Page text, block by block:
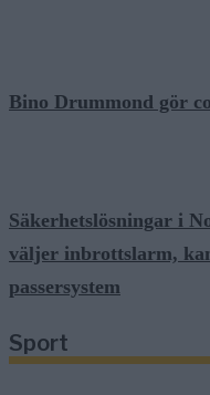
Bino Drummond gör
Säkerhetslösningar i
väljer inbrottslarm,
passersystem
Sport